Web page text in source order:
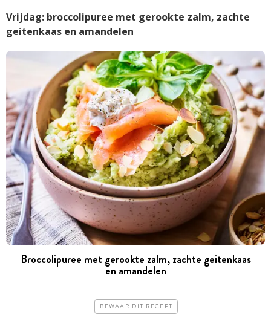
Vrijdag: broccolipuree met gerookte zalm, zachte
geitenkaas en amandelen
Broccolipuree met gerookte zalm, zachte geitenkaas
en amandelen
BEWAAR DIT RECEPT